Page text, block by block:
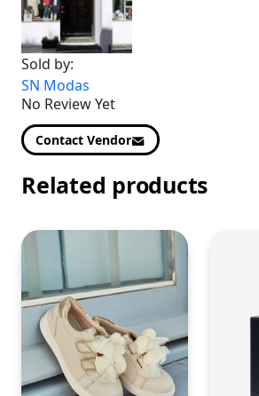
Sold by:
SN Modas
No Review Yet
Contact Vendor
Related products